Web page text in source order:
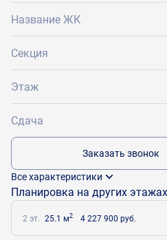
Название ЖК
Секция
Этаж
Сдача
Заказать звонок
Все характеристики
Планировка на других этажах
2 эт. 25.1 м2 4 227 900 руб.